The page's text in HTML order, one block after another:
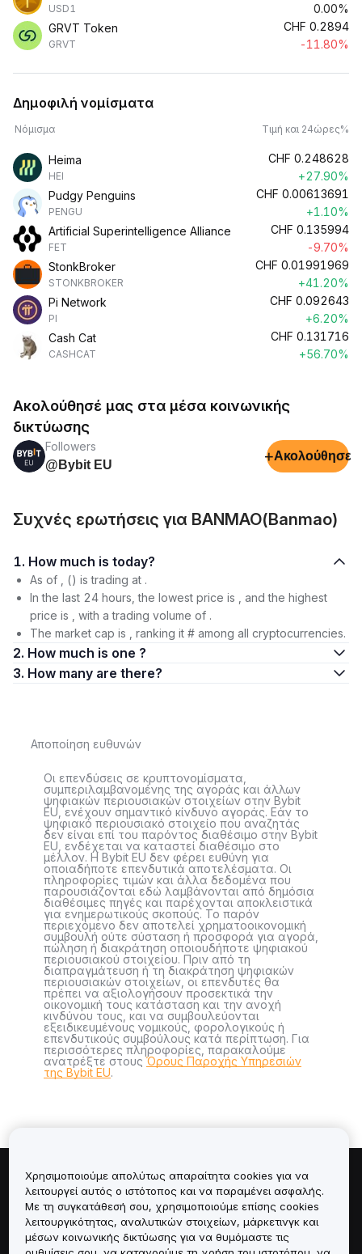
USD1
0.00%
GRVT Token
GRVT
CHF 0.2894
-11.80%
Δημοφιλή νομίσματα
Νόμισμα Τιμή και 24ώρες%
Heima
HEI
CHF 0.248628
+27.90%
Pudgy Penguins
PENGU
CHF 0.00613691
+1.10%
Artificial Superintelligence Alliance
FET
CHF 0.135994
-9.70%
StonkBroker
STONKBROKER
CHF 0.01991969
+41.20%
Pi Network
PI
CHF 0.092643
+6.20%
Cash Cat
CASHCAT
CHF 0.131716
+56.70%
Ακολούθησέ μας στα μέσα κοινωνικής
δικτύωσης
Followers
@Bybit EU
+Ακολούθησε
Συχνές ερωτήσεις για BANMAO(Banmao)
1. How much is today?
As of , () is trading at .
In the last 24 hours, the lowest price is , and the highest
price is , with a trading volume of .
The market cap is , ranking it # among all cryptocurrencies.
2. How much is one ?
3. How many are there?
Αποποίηση ευθυνών
Οι επενδύσεις σε κρυπτονομίσματα,
συμπεριλαμβανομένης της αγοράς και άλλων
ψηφιακών περιουσιακών στοιχείων στην Bybit
EU, ενέχουν σημαντικό κίνδυνο αγοράς. Εάν το
ψηφιακό περιουσιακό στοιχείο που αναζητάς
δεν είναι επί του παρόντος διαθέσιμο στην Bybit
EU, ενδέχεται να καταστεί διαθέσιμο στο
μέλλον. Η Bybit EU δεν φέρει ευθύνη για
οποιαδήποτε επενδυτικά αποτελέσματα. Οι
πληροφορίες τιμών και άλλα δεδομένα που
παρουσιάζονται εδώ λαμβάνονται από δημόσια
διαθέσιμες πηγές και παρέχονται αποκλειστικά
για ενημερωτικούς σκοπούς. Το παρόν
περιεχόμενο δεν αποτελεί χρηματοοικονομική
συμβουλή ούτε σύσταση ή προσφορά για αγορά,
πώληση ή διακράτηση οποιουδήποτε ψηφιακού
περιουσιακού στοιχείου. Πριν από τη
διαπραγμάτευση ή τη διακράτηση ψηφιακών
περιουσιακών στοιχείων, οι επενδυτές θα
πρέπει να αξιολογήσουν προσεκτικά την
οικονομική τους κατάσταση και την ανοχή
κινδύνου τους, και να συμβουλεύονται
εξειδικευμένους νομικούς, φορολογικούς ή
επενδυτικούς συμβούλους κατά περίπτωση. Για
περισσότερες πληροφορίες, παρακαλούμε
ανατρέξτε στουςΌρους Παροχής Υπηρεσιών
της Bybit EU.
Πληροφορίες για
Υπηρεσίες
Χρησιμοποιούμε απολύτως απαραίτητα cookies για να
λειτουργεί αυτός ο ιστότοπος και να παραμένει ασφαλής.
Με τη συγκατάθεσή σου, χρησιμοποιούμε επίσης cookies
λειτουργικότητας, αναλυτικών στοιχείων, μάρκετινγκ και
μέσων κοινωνικής δικτύωσης για να θυμόμαστε τις